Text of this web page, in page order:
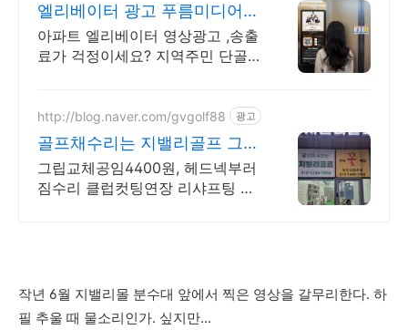
엘리베이터 광고 푸름미디어
모니터 한 대당 1만원!
아파트 엘리베이터 영상광고 ,송출
료가 걱정이세요? 지역주민 단골
http://blog.naver.com/gvgolf88 광고
골프채수리는 지밸리골프 그립
교체 및 리샤프팅 전문
그립교체공임4400원, 헤드넥부러
짐수리 클럽컷팅연장 리샤프팅 골
작년 6월 지밸리몰 분수대 앞에서 찍은 영상을 갈무리한다. 하
필 추울 때 물소리인가. 싶지만...